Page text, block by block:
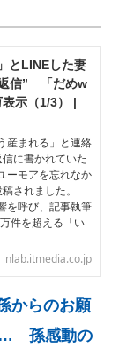
とLINEした妻
信” 「だめw
示（1/3） |
産まれる」と連絡
に書かれていた
モアを忘れなか
されました。
を呼び、記事執筆
件を超える「い
nlab.itmedia.co.jp
からのお願
孫感動の